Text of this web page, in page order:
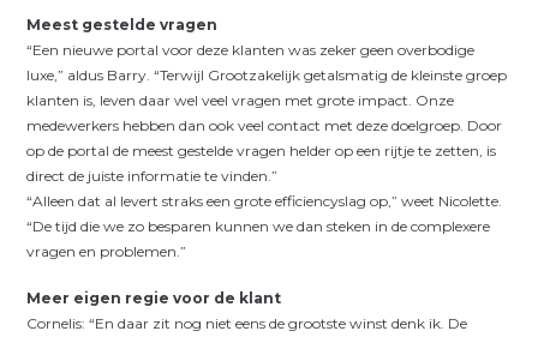
Meest gestelde vragen
“Een nieuwe portal voor deze klanten was zeker geen overbodige
luxe,” aldus Barry. “Terwijl Grootzakelijk getalsmatig de kleinste groep
klanten is, leven daar wel veel vragen met grote impact. Onze
medewerkers hebben dan ook veel contact met deze doelgroep. Door
op de portal de meest gestelde vragen helder op een rijtje te zetten, is
direct de juiste informatie te vinden.”
“Alleen dat al levert straks een grote efficiencyslag op,” weet Nicolette.
“De tijd die we zo besparen kunnen we dan steken in de complexere
vragen en problemen.”
Meer eigen regie voor de klant
Cornelis: “En daar zit nog niet eens de grootste winst denk ik. De